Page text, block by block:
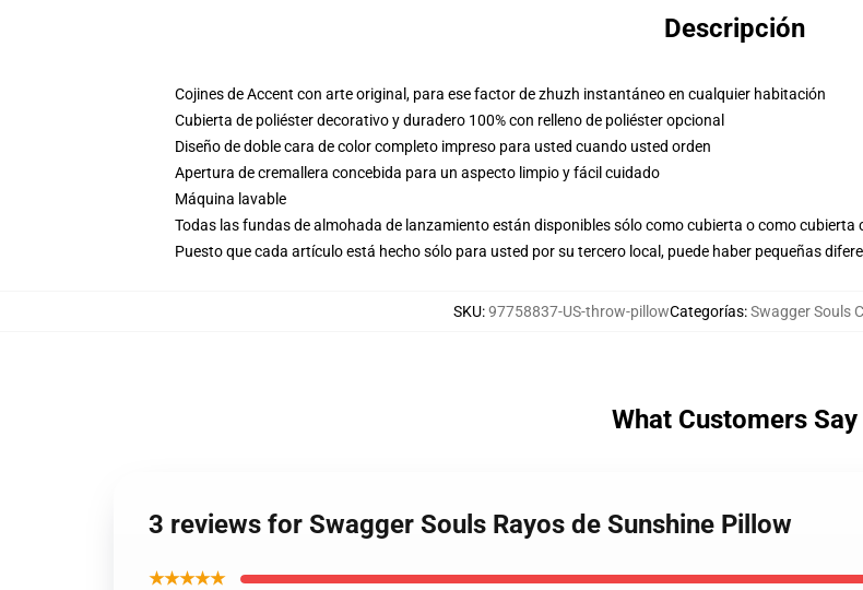
Descripción
Cojines de Accent con arte original, para ese factor de zhuzh instantáneo en cualquier habitación
Cubierta de poliéster decorativo y duradero 100% con relleno de poliéster opcional
Diseño de doble cara de color completo impreso para usted cuando usted orden
Apertura de cremallera concebida para un aspecto limpio y fácil cuidado
Máquina lavable
Todas las fundas de almohada de lanzamiento están disponibles sólo como cubierta o como cubierta
Puesto que cada artículo está hecho sólo para usted por su tercero local, puede haber pequeñas
SKU:97758837-US-throw-pillowCategorías:Swagger Souls
What Customers Say
3 reviews for Swagger Souls Rayos de Sunshine Pillow
★★★★★